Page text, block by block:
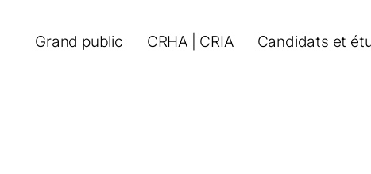
Grand public CRHA | CRIA Candidats et